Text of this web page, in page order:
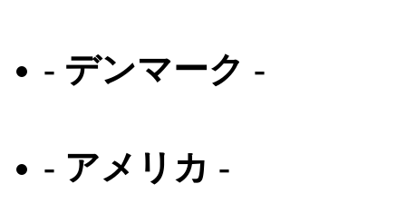
- デンマーク -
- アメリカ -